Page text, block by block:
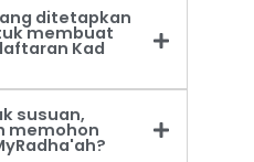
ditetapkan
membuat
Kad
susuan,
memohon